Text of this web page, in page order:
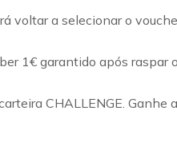
voltar a selecionar o
1€ garantido após raspar
CHALLENGE.